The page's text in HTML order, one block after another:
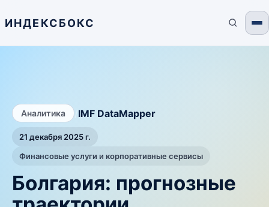
ИНДЕКСБОКС
Аналитика IMF DataMapper
21 декабря 2025 г.
Финансовые услуги и корпоративные сервисы
Болгария: прогнозные